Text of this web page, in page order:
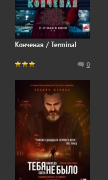
Конченая / Terminal
0